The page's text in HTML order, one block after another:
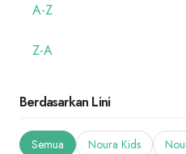
A-Z
Z-A
Berdasarkan Lini
Semua Noura Kids